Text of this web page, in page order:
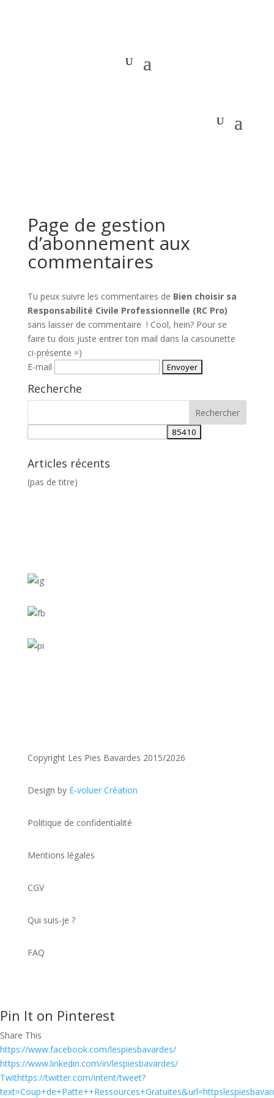
Page de gestion
d’abonnement aux
commentaires
Tu peux suivre les commentaires de Bien choisir sa
Responsabilité Civile Professionnelle (RC Pro)
sans laisser de commentaire ! Cool, hein? Pour se
faire tu dois juste entrer ton mail dans la casounette
ci-présente =)
E-mail
Recherche
Articles récents
(pas de titre)
Copyright Les Pies Bavardes 2015/2026
Design by E-voluer Création
Politique de confidentialité
Mentions légales
CGV
Qui suis-je ?
FAQ
Pin It on Pinterest
Share This
https://www.facebook.com/lespiesbavardes/
https://www.linkedin.com/in/lespiesbavardes/
Twithttps://twitter.com/intent/tweet?